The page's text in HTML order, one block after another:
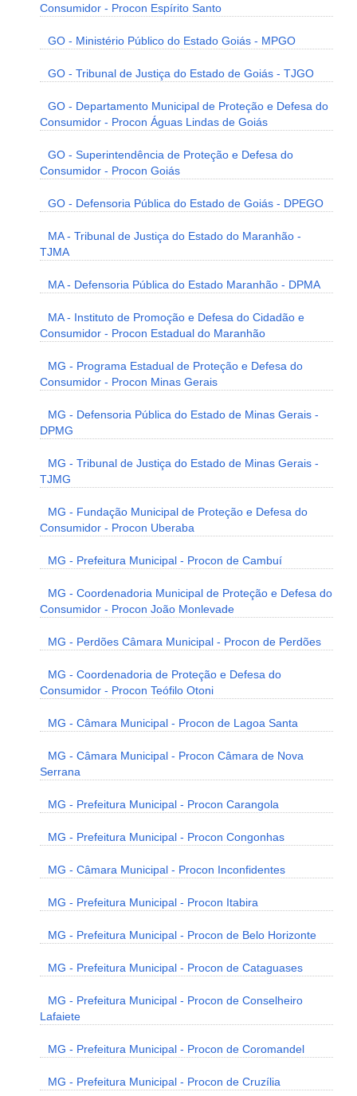
Consumidor - Procon Espírito Santo
GO - Ministério Público do Estado Goiás - MPGO
GO - Tribunal de Justiça do Estado de Goiás - TJGO
GO - Departamento Municipal de Proteção e Defesa do
Consumidor - Procon Águas Lindas de Goiás
GO - Superintendência de Proteção e Defesa do
Consumidor - Procon Goiás
GO - Defensoria Pública do Estado de Goiás - DPEGO
MA - Tribunal de Justiça do Estado do Maranhão -
TJMA
MA - Defensoria Pública do Estado Maranhão - DPMA
MA - Instituto de Promoção e Defesa do Cidadão e
Consumidor - Procon Estadual do Maranhão
MG - Programa Estadual de Proteção e Defesa do
Consumidor - Procon Minas Gerais
MG - Defensoria Pública do Estado de Minas Gerais -
DPMG
MG - Tribunal de Justiça do Estado de Minas Gerais -
TJMG
MG - Fundação Municipal de Proteção e Defesa do
Consumidor - Procon Uberaba
MG - Prefeitura Municipal - Procon de Cambuí
MG - Coordenadoria Municipal de Proteção e Defesa do
Consumidor - Procon João Monlevade
MG - Perdões Câmara Municipal - Procon de Perdões
MG - Coordenadoria de Proteção e Defesa do
Consumidor - Procon Teófilo Otoni
MG - Câmara Municipal - Procon de Lagoa Santa
MG - Câmara Municipal - Procon Câmara de Nova
Serrana
MG - Prefeitura Municipal - Procon Carangola
MG - Prefeitura Municipal - Procon Congonhas
MG - Câmara Municipal - Procon Inconfidentes
MG - Prefeitura Municipal - Procon Itabira
MG - Prefeitura Municipal - Procon de Belo Horizonte
MG - Prefeitura Municipal - Procon de Cataguases
MG - Prefeitura Municipal - Procon de Conselheiro
Lafaiete
MG - Prefeitura Municipal - Procon de Coromandel
MG - Prefeitura Municipal - Procon de Cruzília